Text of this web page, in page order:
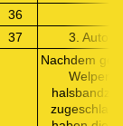
36
37 3.
Nachdem